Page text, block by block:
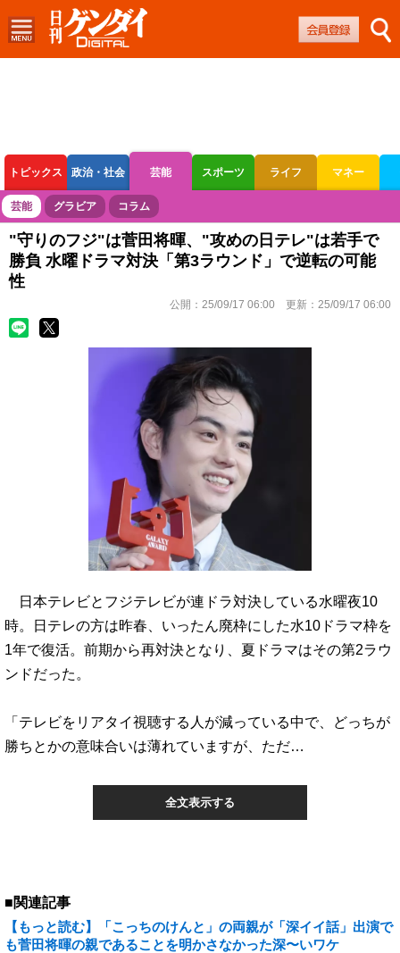
トピックス 政治・社会 芸能 スポーツ ライフ マネー
ボートレース 競輪 オートレース
芸能 グラビア コラム
"守りのフジ"は菅田将暉、"攻めの日テレ"は若手で
勝負 水曜ドラマ対決「第3ラウンド」で逆転の可能
性
公開： 25/09/17 06:00 更新： 25/09/17 06:00
日本テレビとフジテレビが連ドラ対決している水曜夜10
時。日テレの方は昨春、いったん廃枠にした水10ドラマ枠を
1年で復活。前期から再対決となり、夏ドラマはその第2ラウ
ンドだった。
「テレビをリアタイ視聴する人が減っている中で、どっちが
勝ちとかの意味合いは薄れていますが、ただ…
全文表示する
■関連記事
【もっと読む】「こっちのけんと」の両親が「深イイ話」出演で
も菅田将暉の親であることを明かさなかった深〜いワケ